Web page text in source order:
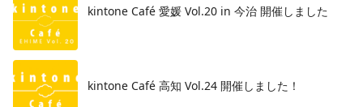
kintone Café 愛媛 Vol.20 in 今治 開催しました
kintone Café 高知 Vol.24 開催しました！